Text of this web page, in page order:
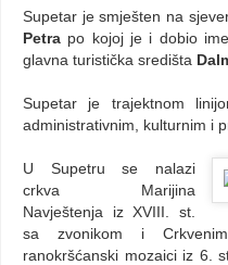
Supetar je smješten na
Petra po kojoj je i dobio
glavna turistička središta
Supetar je trajektnom
administrativnim, kulturnim i
U Supetru se nalazi
crkva Marijina
Navještenja iz XVIII. st.
sa zvonikom i
ranokršćanski mozaici iz 6.